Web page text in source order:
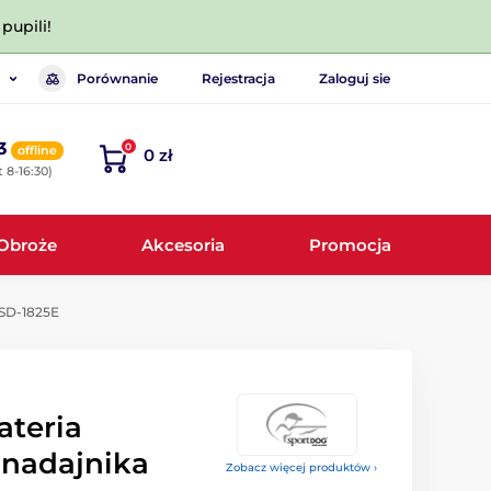
Porównanie Rejestracja Zaloguj sie
offline
8-16:30)
0 0 zł
Akcesoria Promocja
1825E
Zobacz więcej produktów ›